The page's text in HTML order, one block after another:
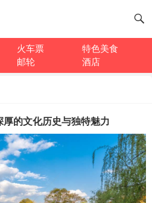
火车票
特色美食
邮轮 酒店
的文化历史与独特魅力